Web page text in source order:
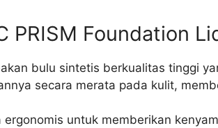
PRISM Foundation
bulu sintetis berkualitas tinggi
secara merata pada kulit,
untuk memberikan